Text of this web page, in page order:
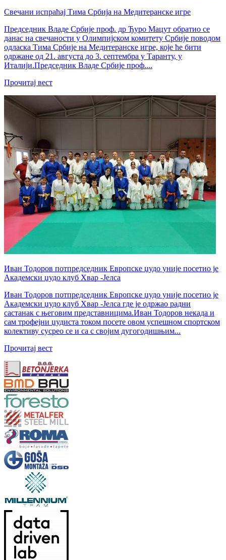
Свечани испраћај Тима Србија на Медитеранске игре
Председник Владе Србије проф. др Ђуро Мацут обратио се
данас на свечаности у Олимпијском комитету Србије поводом
одласка Тима Србије на Медитеранске игре, које ће бити
одржане од 21. августа до 3. септембра у Таранту, у
Италији.Председник Владе Србије проф....
Прочитај вест
Иван Тодоров потпредседник Европске џудо уније посетио је
Академски џудо клуб Хвар -Јелса
Иван Тодоров потпредседник Европске џудо уније посетио је
Академски џудо клуб Хвар -Јелса где је одржао радни
састанак с његовим представницима.Иван Тодоров некада и
сам трофејни џудиста током посете овом успешном спортском
колективу сусрео се и са с својим дугогодишњим...
Прочитај вест